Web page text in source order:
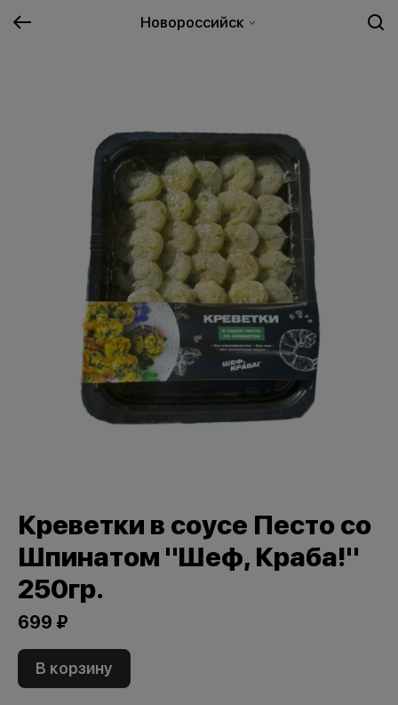
Новороссийск
Креветки в соусе Песто со
Шпинатом "Шеф, Краба!"
250гр.
699 ₽
В корзину